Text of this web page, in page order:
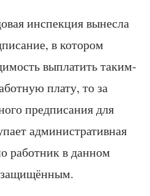
инспекция вынесла
в котором
выплатить таким-
плату, то за
предписания для
административная
работник в данном